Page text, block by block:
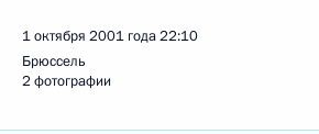
1 октября 2001 года22:10
Брюссель
2 фотографии